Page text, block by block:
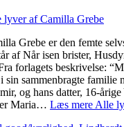
Grebe er den femte
af Når isen brister,
forlagets beskrivelse:
sin sammenbragte familie
og hans datter, 16-
Maria… Læs mere Alle